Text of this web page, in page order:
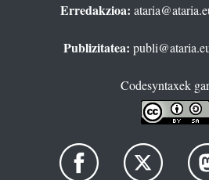
Erredakzioa:
Publizitatea:
Codesyntaxek